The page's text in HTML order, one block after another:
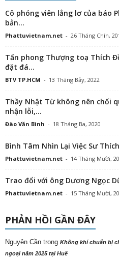
Cô phóng viên lẳng lơ của báo
bản...
Phattuvietnam.net - 26 Tháng Chín,
Tấn phong Thượng toạ Thích
đặt đá...
BTV TP.HCM - 13 Tháng Bảy, 2022
Thầy Nhật Từ không nên chối
nhận lỗi,...
Đào Văn Bình - 18 Tháng Ba, 2020
Bình Tâm Nhìn Lại Việc Sư
Phattuvietnam.net - 14 Tháng Mười,
Trao đổi với ông Dương Ngọc
Phattuvietnam.net - 15 Tháng Mười,
PHẢN HỒI GẦN ĐÂY
Nguyên Cần trong Không khí chuẩn bị
ngoại năm 2025 tại Huế